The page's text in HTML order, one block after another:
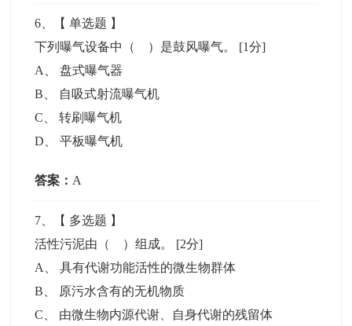
6 、【单选题 】
下列曝气设备中（ ）是鼓风曝气。 [1分]
A
、盘式曝气器
B
自吸式射流曝气机
C 、转刷曝气机
D 、平板曝气机
答案： A
7 、【 多选题 】
活性污泥由（ ）组成。 [2分]
A
、具有代谢功能活性的微生物群体
B
原污水含有的无机物质
C
由微生物内源代谢、自身代谢的残留体